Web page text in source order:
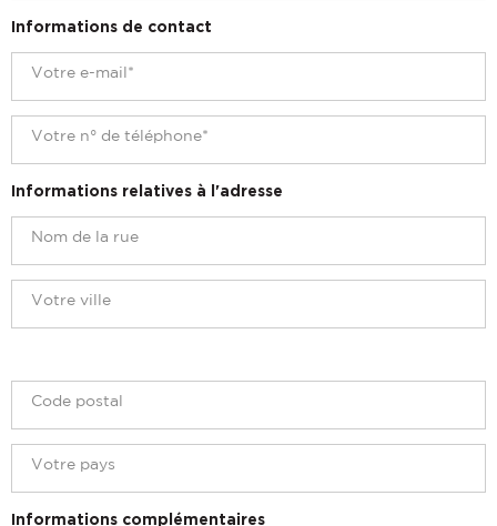
Informations de contact
Informations relatives à l'adresse
Informations complémentaires